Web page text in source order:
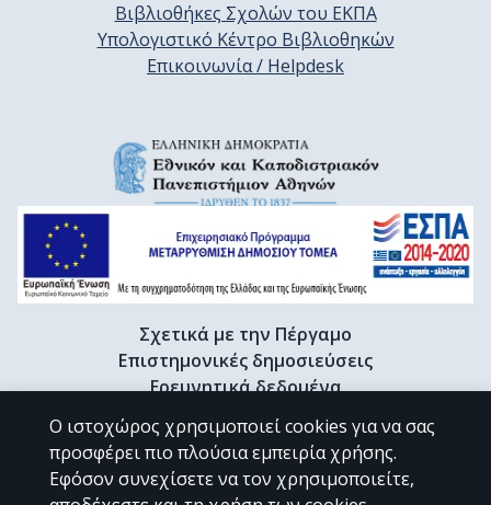
Βιβλιοθήκες Σχολών του ΕΚΠΑ
Υπολογιστικό Κέντρο Βιβλιοθηκών
Επικοινωνία / Helpdesk
Σχετικά με την Πέργαμο
Επιστημονικές δημοσιεύσεις
Ερευνητικά δεδομένα
Διδακτορικές διατριβές & Γκρίζα βιβλιογραφία
Προφίλ Ερευνητή
Ο ιστοχώρος χρησιμοποιεί cookies για να σας
προσφέρει πιο πλούσια εμπειρία χρήσης.
Εφόσον συνεχίσετε να τον χρησιμοποιείτε,